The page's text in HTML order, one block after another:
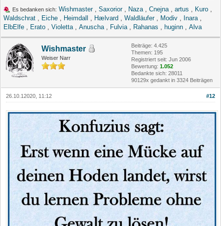
Es bedanken sich: Wishmaster, Saxorior, Naza Cnejna artus Kuro
Waldschrat
Eiche Heimdall Hælvard Waldläufer, Modiv Inara
ElbElfe
Erato Violetta Anuscha Fulvia Rahanas huginn Alva
Wishmaster
Weiser Narr
Beiträge: 4.425
Themen: 195
Registriert seit: Jun 2006
Bewertung: 1.052
Bedankte sich: 28011
90129x gedankt in 3324 Beiträgen
#12
26.10.12020, 11:12